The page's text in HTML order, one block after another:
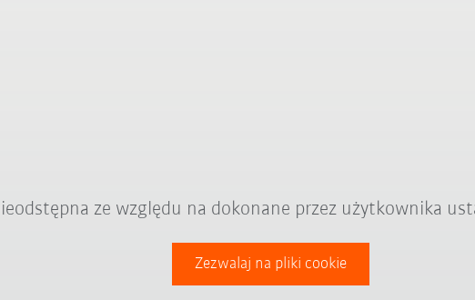
ze względu na dokonane przez użytkownika
Zezwalaj na pliki cookie